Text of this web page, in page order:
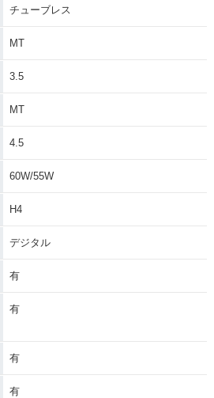
チューブレス
MT
3.5
MT
4.5
60W/55W
H4
デジタル
有
有
有
有